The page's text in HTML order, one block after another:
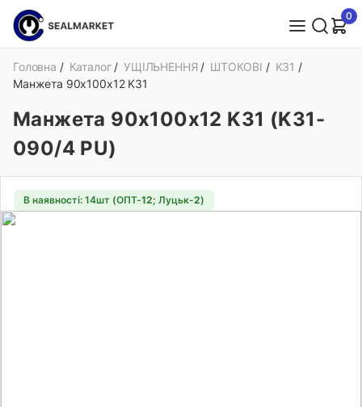
0
Головна / Каталог /УЩІЛЬНЕННЯ / ШТОКОВІ / K31 /
Манжета 90х100х12 K31
Манжета 90х100х12 K31 (K31-
090/4 PU)
В наявності: 14шт (ОПТ-12; Луцьк-2)